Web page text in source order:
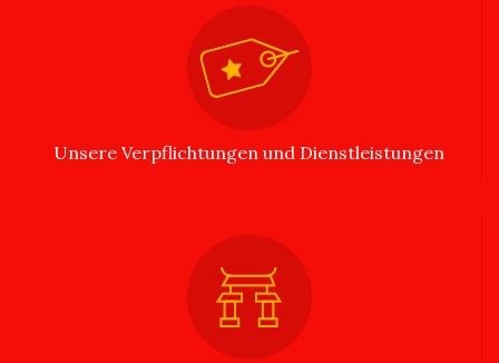
Unsere Verpflichtungen und Dienstleistungen